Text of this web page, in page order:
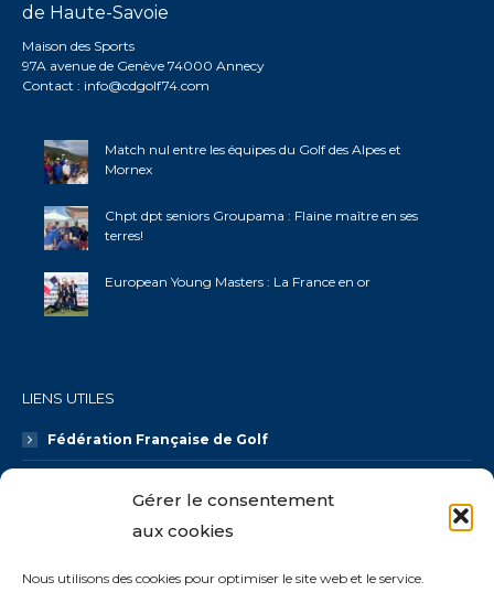
Gérer le consentement
aux cookies
Nous utilisons des cookies pour optimiser le site web et le service.
de Haute-Savoie
Maison des Sports
97A avenue de Genève 74000 Annecy
Contact : info@cdgolf74.com
Match nul entre les équipes du Golf des Alpes et
Mornex
Chpt dpt seniors Groupama : Flaine maître en ses
terres!
European Young Masters : La France en or
LIENS UTILES
Fédération Française de Golf